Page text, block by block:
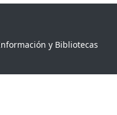
y Bibliotecas